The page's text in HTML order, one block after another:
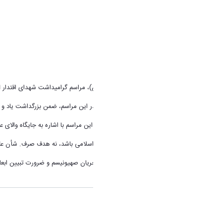
هم‌زمان با سالروز شهادت امام سجاد (ع)، مراسم گرامیداشت شهدای
به گزارش روابط عمومی دانشگاه اراک در این مراسم، ضمن بزرگداشت یاد
دکتر ذوالفقاری رئیس دانشگاه اراک در این مراسم با اشاره به جایگاه
«علم باید ابزار تحقق آرمان‌های انقلاب اسلامی باشد، نه هدف صرف.
وی در این مراسم بر اهمیت شناخت جریان صهیونیسم و ضرورت تبیین